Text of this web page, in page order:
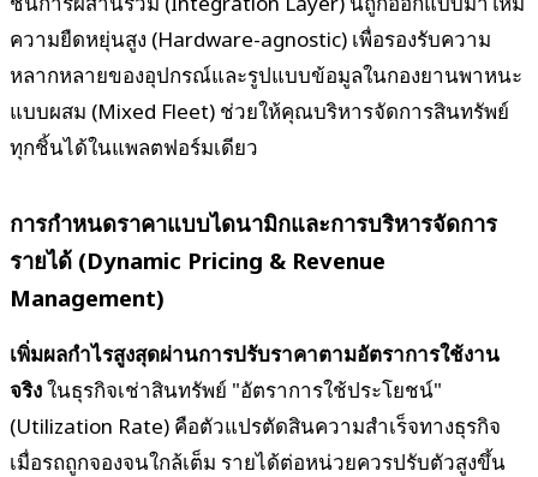
ความยืดหยุ่นสูง (Hardware-agnostic) เพื่อรองรับความ
หลากหลายของอุปกรณ์และรูปแบบข้อมูลในกองยานพาหนะ
แบบผสม (Mixed Fleet) ช่วยให้คุณบริหารจัดการสินทรัพย์
ทุกชิ้นได้ในแพลตฟอร์มเดียว
การกำหนดราคาแบบไดนามิกและการบริหารจัดการ
รายได้ (Dynamic Pricing & Revenue
Management)
เพิ่มผลกำไรสูงสุดผ่านการปรับราคาตามอัตราการใช้งาน
จริงในธุรกิจเช่าสินทรัพย์ "อัตราการใช้ประโยชน์"
(Utilization Rate) คือตัวแปรตัดสินความสำเร็จทางธุรกิจ
เมื่อรถถูกจองจนใกล้เต็ม รายได้ต่อหน่วยควรปรับตัวสูงขึ้น